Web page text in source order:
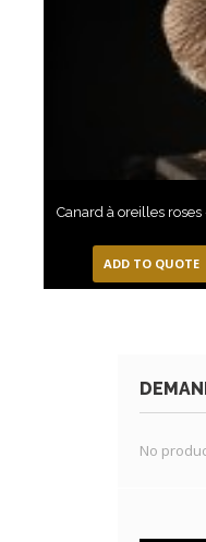
Canard à oreilles
ADD TO QUOTE
No